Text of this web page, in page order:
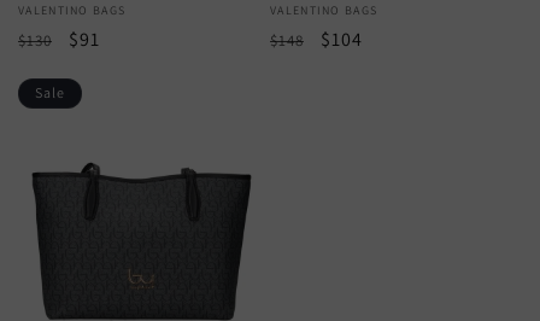
Vendor:
VALENTINO BAGS
Regular
$130
Sale
$91
Vendor:
VALENTINO BAGS
Regular
$148
Sale
$104
Sale